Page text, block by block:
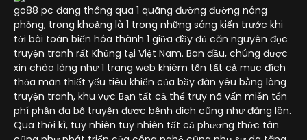
go88 pc đang thông qua 1 quãng đường đường nóng
phỏng, trong khoảng là 1 trong những sáng kiến trước khi
tới bài toán biến hóa thành 1 giữa đầy đủ căn nguyên đọc
truyện tranh rất Khủng tại Việt Nam. Ban đầu, chúng được
xin chào làng như 1 trang web khiêm tốn tất cả mục đích
thỏa mãn thiết yếu tiêu khiển của bầy đàn yêu bằng lòng
truyện tranh, khu vực Bạn tất cả thể truy nã vấn miễn tổn
phí phần đa bộ truyện được bệnh dịch cũng như đăng lên.
Qua thời kì, tuy nhiên tuy nhiên tất cả phương thức tân